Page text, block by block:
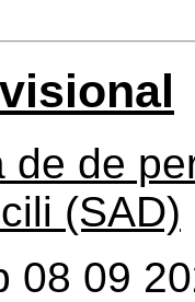
de de
(SAD)
08 09